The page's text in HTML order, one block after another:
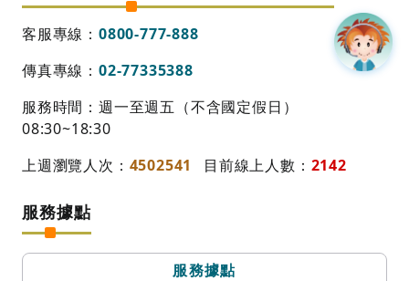
客服專線： 0800-777-888
傳真專線： 02-77335388
服務時間：週一至週五（不含國定假日）
08:30~18:30
上週瀏覽人次： 4502541 目前線上人數： 2142
服務據點
服務據點